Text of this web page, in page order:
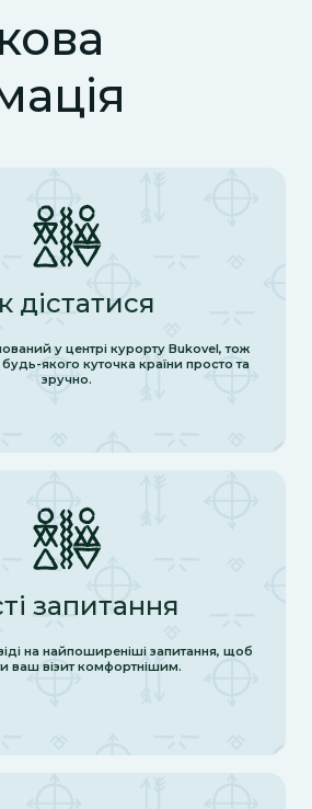
дістатися
у центрі курорту Bukovel, тож
якого куточка країни просто та
зручно.
запитання
на найпоширеніші запитання, щоб
ваш візит комфортнішим.